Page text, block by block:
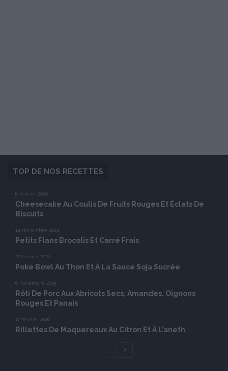
TOP DE NOS RECETTES
6 février 2026
Cheesecake Au Coulis De Fruits Rouges Et Éclats De
Biscuits
14 novembre 2024
Petits Flans Brocolis Et Carré Frais
20 février 2026
Poke Bowl Au Thon Et À La Sauce Soja Sucrée
6 novembre 2025
Rôti De Porc Aux Abricots Secs, Amandes, Oignons
Rouges Et Panais
17 février 2026
Rillettes De Maquereaux Au Citron Et À L’aneth
Page